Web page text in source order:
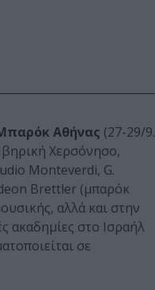
Αθήνας (27-29/9.
Χερσόνησο,
Monteverdi, G.
Brettler (μπαρόκ
αλλά και στην
ακαδημίες στο Ισραήλ
σε